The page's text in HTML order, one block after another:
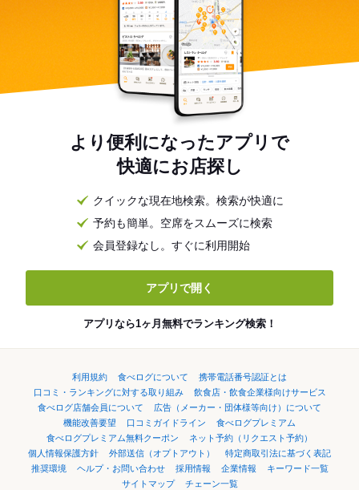
より便利になったアプリで
快適にお店探し
クイックな現在地検索。検索が快適に
予約も簡単。空席をスムーズに検索
会員登録なし。すぐに利用開始
アプリで開く
アプリなら1ヶ月無料でランキング検索！
利用規約 食べログについて
携帯電話番号認証とは
口コミ・ランキングに対する取り組み
飲食店・飲食企業様向けサービス
食べログ店舗会員について
広告（メーカー・団体様等向け）について
機能改善要望
口コミガイドライン
食べログプレミアム
食べログプレミアム無料クーポン
ネット予約（リクエスト予約）
個人情報保護方針
外部送信（オプトアウト）
特定商取引法に基づく表記
推奨環境
ヘルプ・お問い合わせ 採用情報 企業情報
キーワード一覧
サイトマップ
チェーン一覧